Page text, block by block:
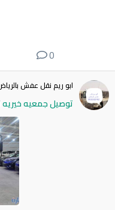
0
ابو ريم نقل عفش
توصيل جمعيه خيريه تاخذ